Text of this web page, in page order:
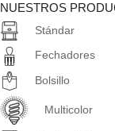
NUESTROS
Stándar
Fechadores
Bolsillo
Multicolor